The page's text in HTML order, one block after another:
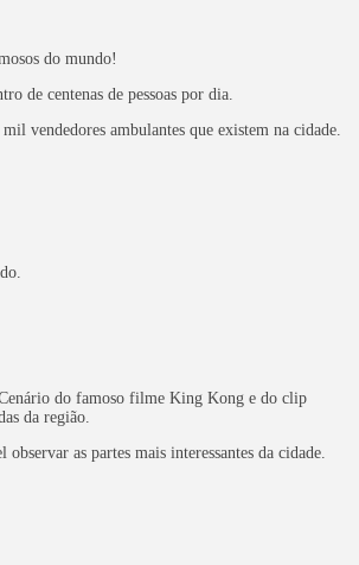
do mundo!
de centenas de pessoas por dia.
vendedores ambulantes que existem na cidade.
do famoso filme King Kong e do clip
da região.
as partes mais interessantes da cidade.